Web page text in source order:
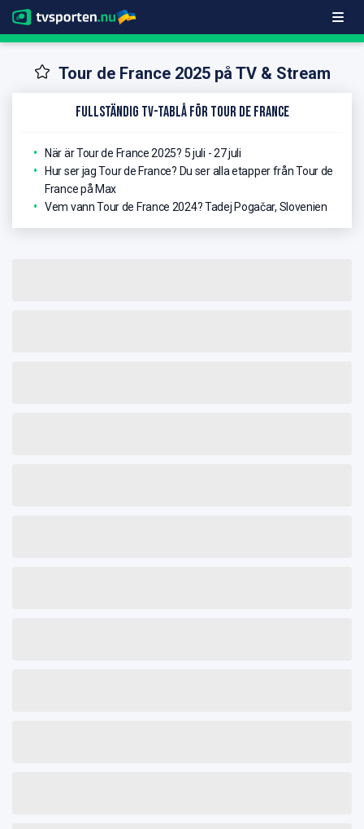
Tour de France 2025 på TV & Stream
Fullständig TV-Tablå för Tour de France
När är Tour de France 2025? 5 juli - 27 juli
Hur ser jag Tour de France? Du ser alla etapper från Tour de
France på Max
Vem vann Tour de France 2024?Tadej Pogačar, Slovenien